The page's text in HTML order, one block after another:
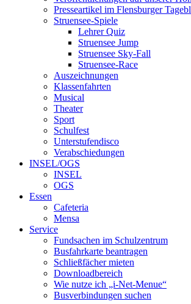
Presseartikel im Flensburger
Struensee-Spiele
Lehrer Quiz
Struensee Jump
Struensee Sky-Fall
Struensee-Race
Auszeichnungen
Klassenfahrten
Musical
Theater
Sport
Schulfest
Unterstufendisco
Verabschiedungen
INSEL/OGS
INSEL
OGS
Essen
Cafeteria
Mensa
Service
Fundsachen im Schulzentrum
Busfahrkarte beantragen
Schließfächer mieten
Downloadbereich
Wie nutze ich „i-Net-Menue“
Busverbindungen suchen